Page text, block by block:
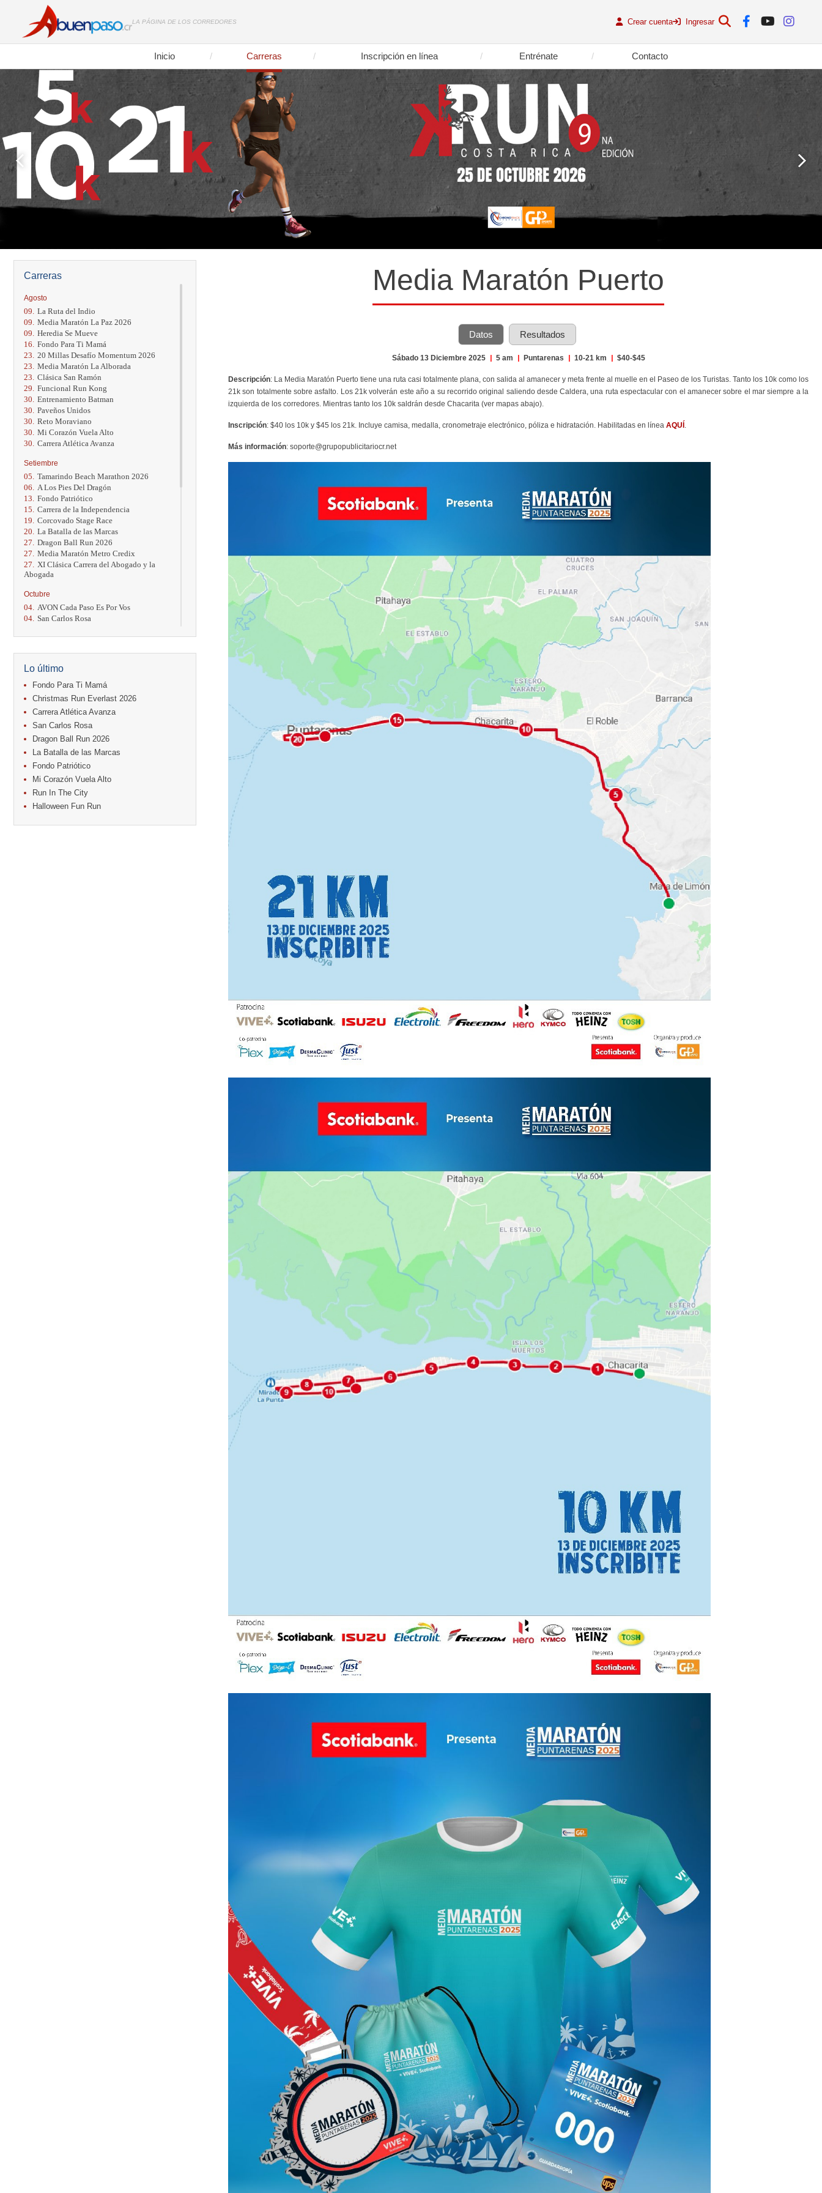
LA PÁGINA DE LOS CORREDORES Crear cuenta Ingresar
Inicio Carreras Inscripción en línea Entrénate Contacto
Carreras
Agosto
09. La Ruta del Indio
09. Media Maratón La Paz 2026
09. Heredia Se Mueve
16. Fondo Para Ti Mamá
23. 20 Millas Desafío Momentum 2026
23. Media Maratón La Alborada
23. Clásica San Ramón
29. Funcional Run Kong
30. Entrenamiento Batman
30. Paveños Unidos
30. Reto Moraviano
30. Mi Corazón Vuela Alto
30. Carrera Atlética Avanza
Setiembre
05. Tamarindo Beach Marathon 2026
06.
A Los Pies Del Dragón
13. Fondo Patriótico
15. Carrera de la Independencia
19. Corcovado Stage Race
20. La Batalla de las Marcas
27. Dragon Ball Run 2026
27. Media Maratón Metro Credix
27.
XI Clásica Carrera del Abogado y la
Abogada
Octubre
04. AVON Cada Paso Es Por Vos
04. San Carlos Rosa
11. Run In The City
Caribe Paradise Run
18. Casa Turire Trail Run
18. Warriors Run Circuit
18. Samsung Jacó Beach Half Marathon
25. KRun by Under Armour
25. Run Alajuela
31. Halloween Fun Run
Noviembre
08. Lindora Run
15. Entre Pan y Rosas
Diciembre
12. Media Maratón Puntarenas 2026
Lo último
Fondo Para Ti Mamá
Christmas Run Everlast 2026
Carrera Atlética Avanza
San Carlos Rosa
Dragon Ball Run 2026
La Batalla de las Marcas
Fondo Patriótico
Mi Corazón Vuela Alto
Run In The City
Halloween Fun Run
Media Maratón Puerto
Datos Resultados
Sábado 13 Diciembre 2025 | 5 am | Puntarenas | 10-21 km | $40-$45
Descripción: La Media Maratón Puerto tiene una ruta casi totalmente plana, con salida al amanecer y meta frente al muelle en el Paseo de los Turistas. Tanto los 10k como los
21k son totalmente sobre asfalto. Los 21k volverán este año a su recorrido original saliendo desde Caldera, una ruta espectacular con el amanecer sobre el mar siempre a la
izquierda de los corredores. Mientras tanto los 10k saldrán desde Chacarita (ver mapas abajo).
Inscripción: $40 los 10k y $45 los 21k. Incluye camisa, medalla, cronometraje electrónico, póliza e hidratación. Habilitadas en línea AQUÍ
Más información: soporte@grupopublicitariocr.net